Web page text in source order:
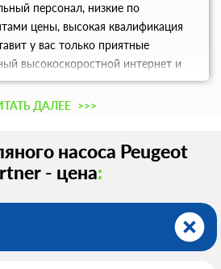
персонал, низкие по
цены, высокая квалификация
у вас только приятные
высокоскоростной интернет и
время, проведенное в ожидании,
ДАЛЕЕ >>>
насоса Peugeot
- цена: